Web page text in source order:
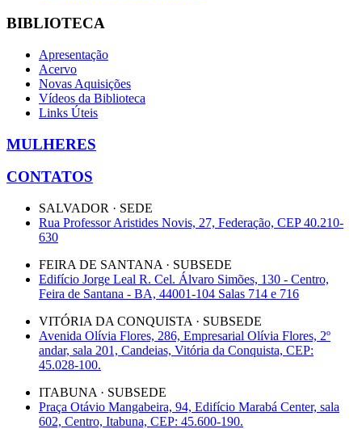
BIBLIOTECA
Apresentação
Acervo
Novas Aquisições
Vídeos da Biblioteca
Links Úteis
MULHERES
CONTATOS
SALVADOR · SEDE
Rua Professor Aristides Novis, 27, Federação, CEP 40.210-
630
FEIRA DE SANTANA · SUBSEDE
Edifício Jorge Leal R. Cel. Álvaro Simões, 130 - Centro,
Feira de Santana - BA, 44001-104 Salas 714 e 716
VITÓRIA DA CONQUISTA · SUBSEDE
Avenida Olívia Flores, 286, Empresarial Olívia Flores, 2º
andar, sala 201, Candeias, Vitória da Conquista, CEP:
45.028-100.
ITABUNA · SUBSEDE
Praça Otávio Mangabeira, 94, Edifício Marabá Center, sala
602, Centro, Itabuna, CEP: 45.600-190.